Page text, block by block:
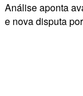
Análise aponta
e nova disputa